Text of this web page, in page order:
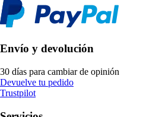
Envío y devolución
30 días para cambiar de opinión
Devuelve tu pedido
Trustpilot